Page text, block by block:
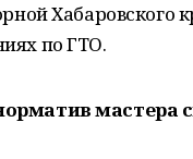
по ГТО.
мастера